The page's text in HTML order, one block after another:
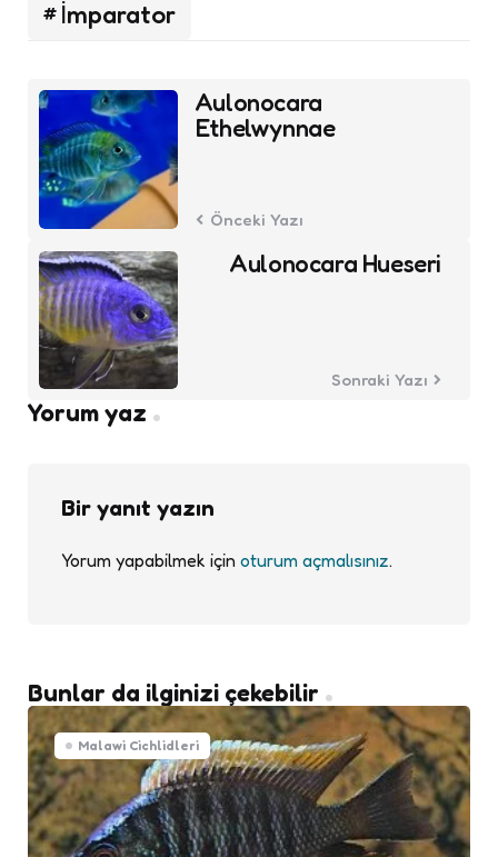
İmparator
Post
navigation
Aulonocara
Ethelwynnae
Önceki Yazı
Aulonocara Hueseri
Sonraki Yazı
Yorum yaz
Bir yanıt yazın
Yorum yapabilmek için oturum açmalısınız.
Bunlar da ilginizi çekebilir
Malawi Cichlidleri